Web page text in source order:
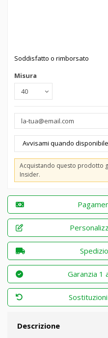
Soddisfatto o rimborsato
Misura
Acquistando questo prodotto
Insider.
Garanzia 1
Descrizione